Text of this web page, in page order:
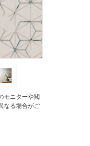
モニターや閲
なる場合がご